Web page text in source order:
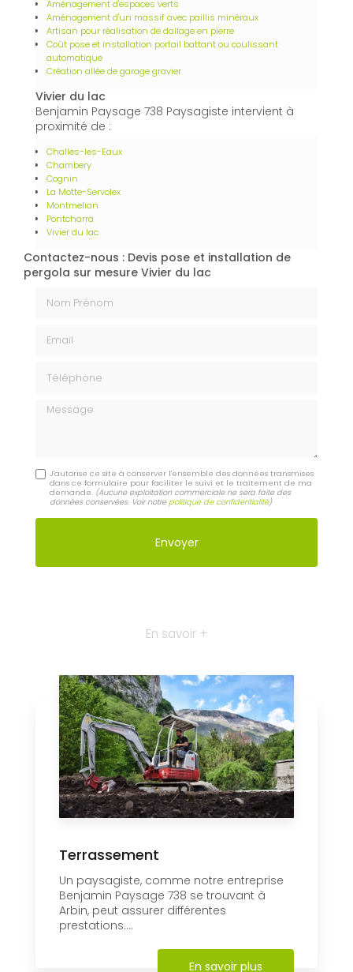
Aménagement d'espaces verts
Aménagement d'un massif avec paillis minéraux
Artisan pour réalisation de dallage en pierre
Coût pose et installation portail battant ou coulissant
automatique
Création allée de garage gravier
Vivier du lac
Benjamin Paysage 738 Paysagiste intervient à
proximité de :
Challes-les-Eaux
Chambery
Cognin
La Motte-Servolex
Montmelian
Pontcharra
Vivier du lac
Contactez-nous : Devis pose et installation de
pergola sur mesure Vivier du lac
Message
J'autorise ce site à conserver l'ensemble des données transmises
dans ce formulaire pour faciliter le suivi et le traitement de ma
demande. (Aucune exploitation commerciale ne sera faite des
données conservées. Voir notrepolitique de confidentialité)
En savoir +
Terrassement
Un paysagiste, comme notre entreprise
Benjamin Paysage 738 se trouvant à
Arbin, peut assurer différentes
prestations....
En savoir plus